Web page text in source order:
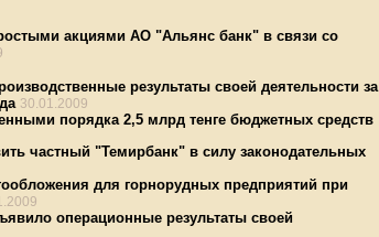
акциями АО "Альянс банк" в связи со
результаты своей деятельности за
30.01.2009
порядка 2,5 млрд тенге бюджетных средств
частный "Темирбанк" в силу законодательных
для горнорудных предприятий при
операционные результаты своей